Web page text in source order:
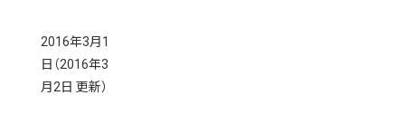
2016年3月1
日 （2016年3
月2日 更新）